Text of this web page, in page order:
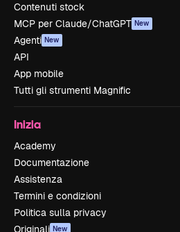
Contenuti stock
MCP per Claude/ChatGPT New
Agenti New
API
App mobile
Tutti gli strumenti Magnific
Inizia
Academy
Documentazione
Assistenza
Termini e condizioni
Politica sulla privacy
New